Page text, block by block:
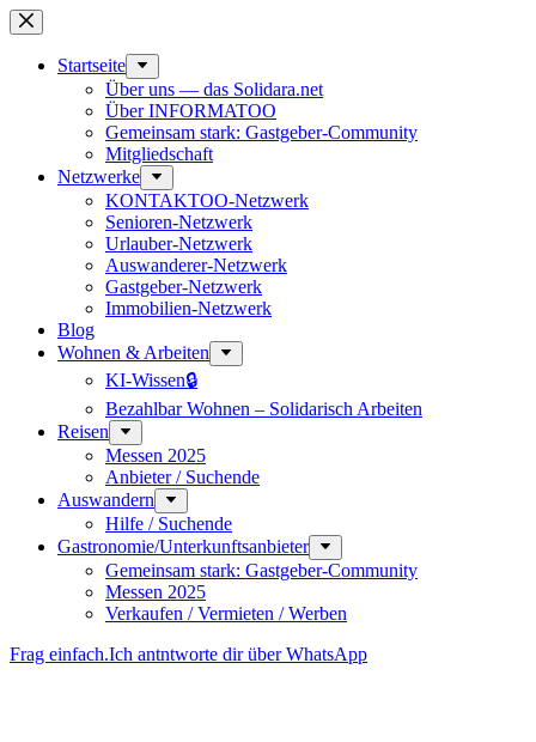
Zum
Inhalt
springenStart­seite
Über uns — das Solidara.net
Über INFORMATOO
Gemeinsam stark: Gastgeber-Community
Mitglied­schaft
Netzwerke
KONTAKTOO-Netzwerk
Senioren-Netzwerk
Urlauber-Netzwerk
Auswan­derer-Netzwerk
Gastgeber-Netzwerk
Immobilien-Netzwerk
Blog
Wohnen & Arbeiten
KI-Wissen🔒
Bezahlbar Wohnen – Solida­risch Arbeiten
Reisen
Messen 2025
Anbieter / Suchende
Auswandern
Hilfe / Suchende
Gastronomie/Unterkunftsanbieter
Gemeinsam stark: Gastgeber-Community
Messen 2025
Verkaufen / Vermieten / Werben
Frag einfach.Ich antntworte dir über WhatsApp